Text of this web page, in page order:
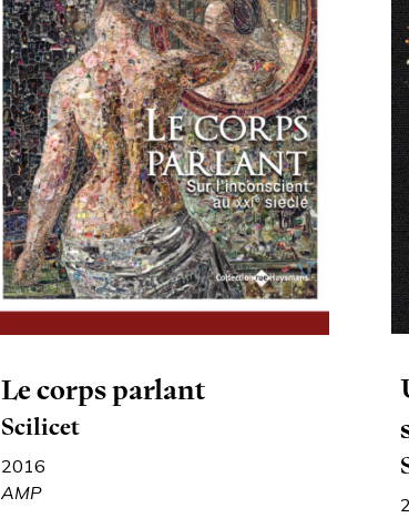
Le corps parlant
Scilicet
2016
AMP